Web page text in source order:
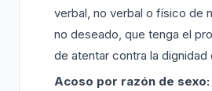
verbal, no verbal o físico de
no deseado, que tenga el
de atentar contra la dignidad
Acoso por razón de sexo: